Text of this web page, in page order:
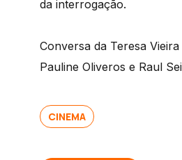
da interrogação.
Conversa da Teresa
Pauline Oliveros e Raul
CINEMA